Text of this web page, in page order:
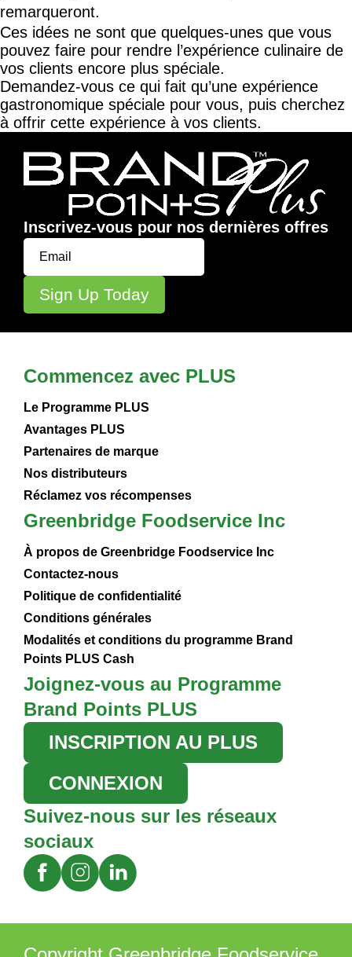
remarqueront.
Ces idées ne sont que quelques-unes que vous
pouvez faire pour rendre l’expérience culinaire de
vos clients encore plus spéciale.
Demandez-vous ce qui fait qu’une expérience
gastronomique spéciale pour vous, puis cherchez
à offrir cette expérience à vos clients.
Inscrivez-vous pour nos dernières offres
Commencez avec PLUS
Le Programme PLUS
Avantages PLUS
Partenaires de marque
Nos distributeurs
Réclamez vos récompenses
Greenbridge Foodservice Inc
À propos de Greenbridge Foodservice Inc
Contactez-nous
Politique de confidentialité
Conditions générales
Modalités et conditions du programme Brand
Points PLUS Cash
Joignez-vous au Programme
Brand Points PLUS
INSCRIPTION AU PLUS
CONNEXION
Suivez-nous sur les réseaux
sociaux